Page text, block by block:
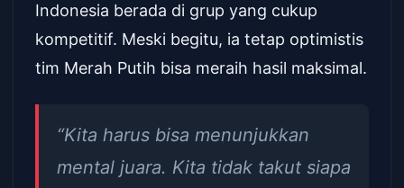
Indonesia berada di grup yang cukup
kompetitif. Meski begitu, ia tetap optimistis
tim Merah Putih bisa meraih hasil maksimal.
“Kita harus bisa menunjukkan
mental juara. Kita tidak takut siapa